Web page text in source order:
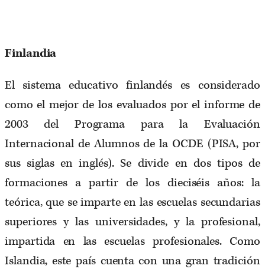
Finlandia
El sistema educativo finlandés es considerado
como el mejor de los evaluados por el informe de
2003 del Programa para la Evaluación
Internacional de Alumnos de la OCDE (PISA, por
sus siglas en inglés). Se divide en dos tipos de
formaciones a partir de los dieciséis años: la
teórica, que se imparte en las escuelas secundarias
superiores y las universidades, y la profesional,
impartida en las escuelas profesionales. Como
Islandia, este país cuenta con una gran tradición